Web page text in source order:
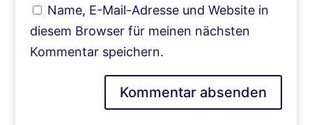
Name, E-Mail-Adresse und Website in
diesem Browser für meinen nächsten
Kommentar speichern.